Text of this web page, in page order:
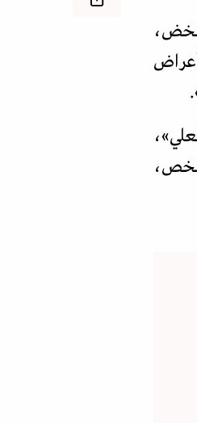
شخض،
»،
حصل عليه حوالي 17 مليون شخص،